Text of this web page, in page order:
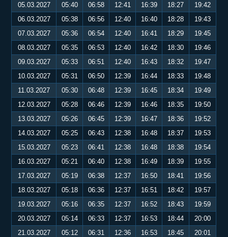
05.03.2027
05:40 06:58 12:41 16:39 18:27
19:42
06.03.2027
05:38 06:56 12:40 16:40 18:28
19:43
07.03.2027
05:36 06:54 12:40 16:41 18:29
19:45
08.03.2027
05:35 06:53 12:40 16:42 18:30
19:46
09.03.2027
05:33 06:51 12:40 16:43 18:32
19:47
10.03.2027
05:31 06:50 12:39 16:44 18:33
19:48
11.03.2027
05:30 06:48 12:39 16:45 18:34
19:49
12.03.2027
05:28 06:46 12:39 16:46 18:35
19:50
13.03.2027
05:26 06:45 12:39 16:47 18:36
19:52
14.03.2027
05:25 06:43 12:38 16:48 18:37
19:53
15.03.2027
05:23 06:41 12:38 16:48 18:38
19:54
16.03.2027
05:21 06:40 12:38 16:49 18:39
19:55
17.03.2027
05:19 06:38 12:37 16:50 18:41
19:56
18.03.2027
05:18 06:36 12:37 16:51 18:42
19:57
19.03.2027
05:16 06:35 12:37 16:52 18:43
19:59
20.03.2027
05:14 06:33 12:37 16:53 18:44
20:00
21.03.2027
05:12 06:31 12:36 16:53 18:45
20:01